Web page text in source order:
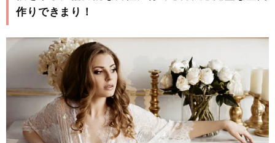
作りできまり！